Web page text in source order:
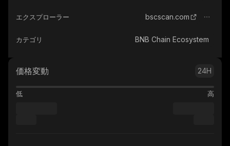
エクスプローラー bscscan.com
カテゴリ BNB Chain Ecosystem
価格変動 24H
低 高